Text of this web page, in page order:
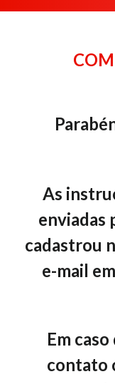
As
enviadas
cadastrou
e-mail
Em
contato